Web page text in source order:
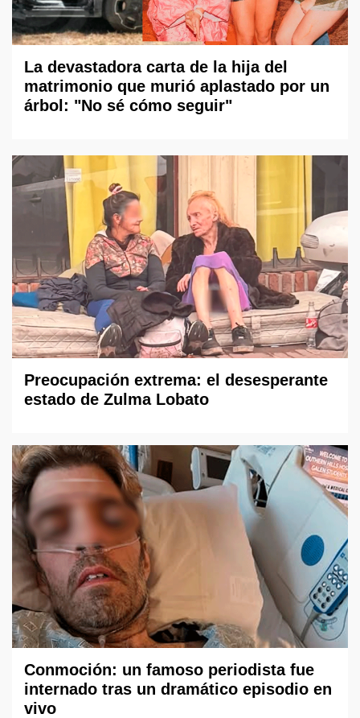
La devastadora carta de la hija del
matrimonio que murió aplastado por un
árbol: "No sé cómo seguir"
Preocupación extrema: el desesperante
estado de Zulma Lobato
Conmoción: un famoso periodista fue
internado tras un dramático episodio en
vivo